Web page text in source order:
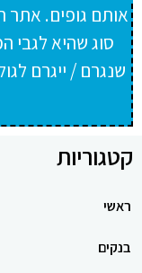
אותם גופים. אתר
סוג שהיא לגבי
שנגרם / ייגרם
קטגוריות
ראשי
בנקים